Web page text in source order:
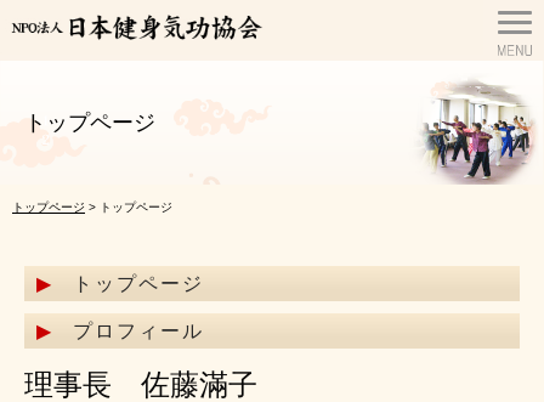
トップページ
トップページ > トップページ
トップページ
プロフィール
理事長 佐藤滿子